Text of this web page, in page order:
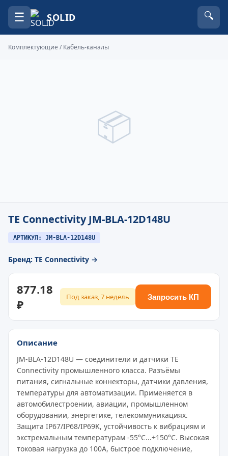
☰ SOLID 🔍
Комплектующие /Кабель-каналы
📦
TE Connectivity JM-BLA-12D148U
АРТИКУЛ: JM-BLA-12D148U
Бренд: TE Connectivity →
877.18
₽
Под заказ, 7 недель Запросить КП
Описание
JM-BLA-12D148U — соединители и датчики TE
Connectivity промышленного класса. Разъёмы
питания, сигнальные коннекторы, датчики давления,
температуры для автоматизации. Применяется в
автомобилестроении, авиации, промышленном
оборудовании, энергетике, телекоммуникациях.
Защита IP67/IP68/IP69K, устойчивость к вибрациям и
экстремальным температурам -55°C...+150°C. Высокая
токовая нагрузка до 100A, быстрое подключение,